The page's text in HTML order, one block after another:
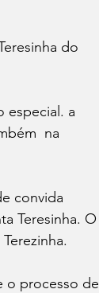
do
especial. a
na
convida
Teresinha. O
o processo de